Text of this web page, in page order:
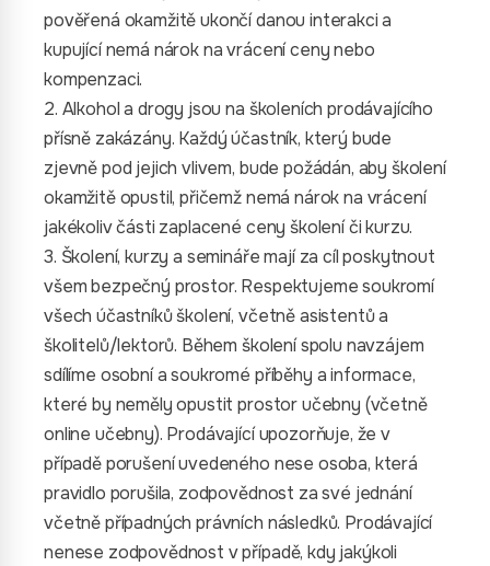
pověřená okamžitě ukončí danou interakci a
kupující nemá nárok na vrácení ceny nebo
kompenzaci.
2. Alkohol a drogy jsou na školeních prodávajícího
přísně zakázány. Každý účastník, který bude
zjevně pod jejich vlivem, bude požádán, aby školení
okamžitě opustil, přičemž nemá nárok na vrácení
jakékoliv části zaplacené ceny školení či kurzu.
3. Školení, kurzy a semináře mají za cíl poskytnout
všem bezpečný prostor. Respektujeme soukromí
všech účastníků školení, včetně asistentů a
školitelů/lektorů. Během školení spolu navzájem
sdílíme osobní a soukromé příběhy a informace,
které by neměly opustit prostor učebny (včetně
online učebny). Prodávající upozorňuje, že v
případě porušení uvedeného nese osoba, která
pravidlo porušila, zodpovědnost za své jednání
včetně případných právních následků. Prodávající
nenese zodpovědnost v případě, kdy jakýkoli